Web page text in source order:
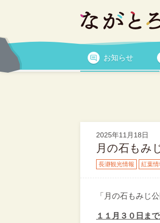
お知らせ
長瀞観光
長瀞観光情報
2025年11月18日
月の石もみ
長瀞観光情報 紅葉情
「月の石もみじ
１１月３０日ま